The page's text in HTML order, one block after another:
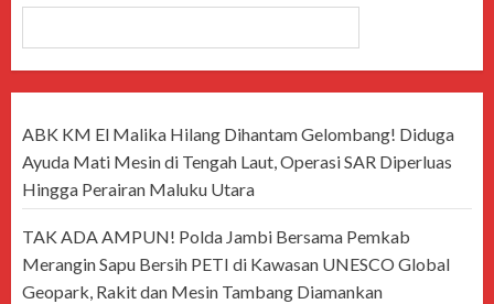
ABK KM El Malika Hilang Dihantam Gelombang! Diduga
Ayuda Mati Mesin di Tengah Laut, Operasi SAR Diperluas
Hingga Perairan Maluku Utara
TAK ADA AMPUN! Polda Jambi Bersama Pemkab
Merangin Sapu Bersih PETI di Kawasan UNESCO Global
Geopark, Rakit dan Mesin Tambang Diamankan